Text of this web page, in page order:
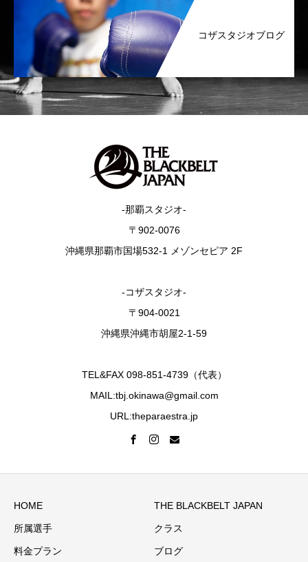
コザスタジオブログ
-那覇スタジオ-
〒902-0076
沖縄県那覇市国場532-1 メゾンセピア 2F
-コザスタジオ-
〒904-0021
沖縄県沖縄市胡屋2-1-59
TEL&FAX 098-851-4739（代表）
MAIL:tbj.okinawa@gmail.com
URL:theparaestra.jp
HOME THE BLACKBELT JAPAN
所属選手 クラス
料金プラン ブログ